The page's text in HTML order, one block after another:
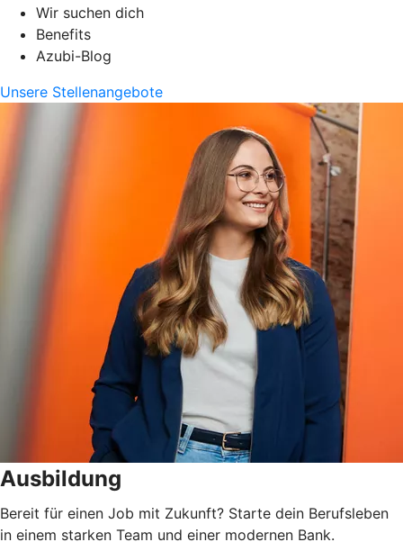
Wir suchen dich
Benefits
Azubi-Blog
Unsere Stellenangebote
Ausbildung
Bereit für einen Job mit Zukunft? Starte dein Berufsleben
in einem starken Team und einer modernen Bank.